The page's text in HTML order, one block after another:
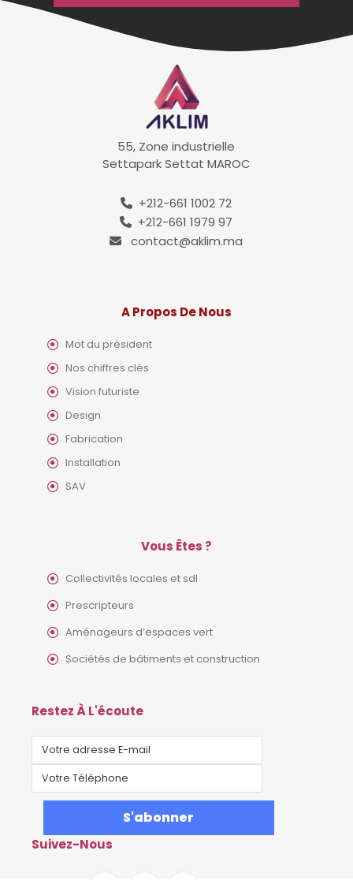
55, Zone industrielle
Settapark Settat MAROC
+212-661 1002 72
+212-661 1979 97
contact@aklim.ma
A Propos De Nous
Mot du président
Nos chiffres clés
Vision futuriste
Design
Fabrication
Installation
SAV
Vous Êtes ?
Collectivités locales et sdl
Prescripteurs
Aménageurs d’espaces vert
Sociétés de bâtiments et construction
Restez À L'écoute
Suivez-Nous